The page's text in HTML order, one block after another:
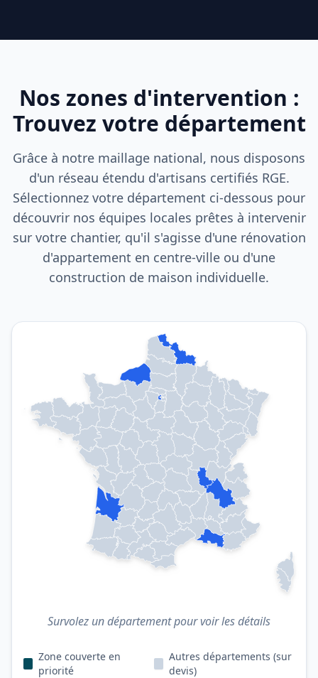
Nos zones d'intervention :
Trouvez votre département
Grâce à notre maillage national, nous disposons
d'un réseau étendu d'artisans certifiés RGE.
Sélectionnez votre département ci-dessous pour
découvrir nos équipes locales prêtes à intervenir
sur votre chantier, qu'il s'agisse d'une rénovation
d'appartement en centre-ville ou d'une
construction de maison individuelle.
Survolez un département pour voir les détails
Zone couverte en
priorité
Autres départements (sur
devis)